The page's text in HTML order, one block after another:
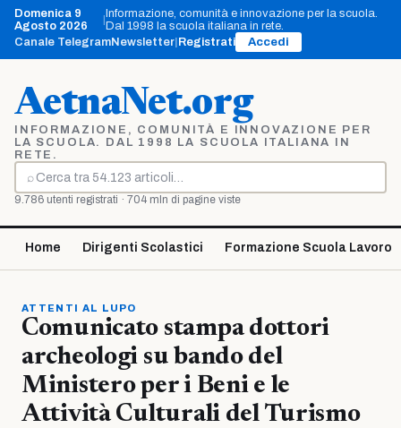
Vai
contenuto
Domenica 9
Agosto 2026
|Informazione, comunità e innovazione per la scuola.
Dal 1998 la scuola italiana in rete.
Canale TelegramNewsletter Registrati Accedi
AetnaNet.org
INFORMAZIONE, COMUNITÀ E INNOVAZIONE PER
LA SCUOLA. DAL 1998 LA SCUOLA ITALIANA IN
RETE.
⌕
Cerca
9.786 utenti registrati · 704 mln di pagine viste
Home Dirigenti Scolastici Formazione Scuola Lavoro
ATTENTI AL LUPO
Comunicato stampa dottori
archeologi su bando del
Ministero per i Beni e le
Attività Culturali del Turismo